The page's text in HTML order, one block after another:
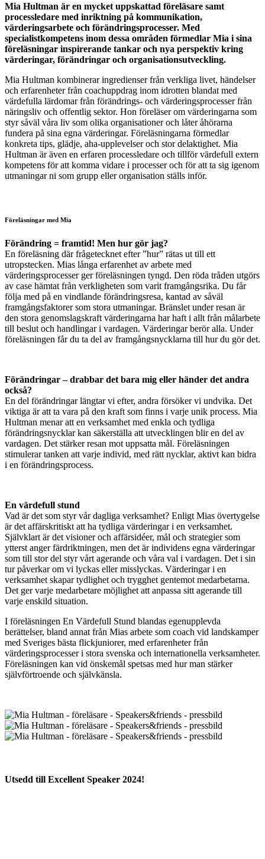
Mia Hultman är en mycket uppskattad föreläsare samt
processledare med inriktning på kommunikation,
värderingsarbete och förändringsprocesser. Med
specialistkompetens inom dessa områden förmedlar Mia i sina
föreläsningar inspirerande tankar och nya perspektiv kring
värderingar, förändringar och organisationsutveckling.
Mia Hultman kombinerar ingredienser från verkliga livet, händelser
och erfarenheter från coachuppdrag inom idrotten blandat med
värdefulla lärdomar från förändrings- och värderingsprocesser från
näringsliv och offentlig sektor. Hon föreläser om värderingarna som
styr såväl våra liv som olika organisationer och låter åhörarna
fundera på sina egna värderingar. Föreläsningarna förmedlar
konkreta tips, glädje, aha-upplevelser och stor delaktighet. Mia
Hultman är även en erfaren processledare och tillför värdefull extern
kompetens för att komma vidare i processer och för att ta sig igenom
utmaningar ni som grupp eller organisation ställs inför.
Föreläsningar med Mia
Förändring = framtid! Men hur gör jag?
En föreläsning där frågetecknet efter ”hur” rätas ut till ett
utropstecken. Mias långa erfarenhet av arbete med
värderingsprocesser ger föreläsningen tyngd. Den röda tråden utgörs
av case hämtat från verkligheten som varit framgångsrika. Du får
följa med på en vindlande förändringsresa, kantad av såväl
framgångsfaktorer som stora utmaningar. Bränslet under resan är
den stora genomslagskraft värderingarna har haft i allt från målarbete
till beslut och handlingar i vardagen. Värderingar berör alla. Under
föreläsningen får du ta del av framgångsnycklarna till hur du gör det.
Förändringar – drabbar det bara mig eller händer det andra
också?
En del förändringar längtar vi efter, andra försöker vi undvika. Det
viktiga är att ta vara på den kraft som finns i varje unik process. Mia
Hultman menar att en verksamhet med enkla och tydliga
förändringsnycklar kan säkerställa att utvecklingen blir en del av
vardagen. Det stärker resan mot uppsatta mål. Föreläsningen
stimulerar tanken att varje individ, med rätt nycklar, aktivt kan bidra
i en förändringsprocess.
En värdefull stund
Vad är det som styr vår dagliga verksamhet? Enligt Mias övertygelse
är det affärskritiskt att ha tydliga värderingar i en verksamhet.
Självklart är det visioner och affärsidéer, mål och strategier som
ytterst anger färdriktningen, men det är individens egna värderingar
som till stor del styr vårt agerande och våra val i vardagen. Det i sin
tur påverkar om vi lyckas eller misslyckas. Värderingar i en
verksamhet skapar tydlighet och trygghet gentemot medarbetarna.
Det ger varje medarbetare möjlighet att anpassa sitt agerande till
varje enskild situation.
I föreläsningen En Värdefull Stund blandas egenupplevda
berättelser, bland annat från Mias arbete som coach vid landskamper
med Sveriges bästa flickjuniorer, med erfarenheter från
värderingsprocesser i stora svenska och internationella verksamheter.
Föreläsningen kan vid önskemål spetsas med hur man stärker
självförtroende och självkänsla.
Utsedd till Excellent Speaker 2024!